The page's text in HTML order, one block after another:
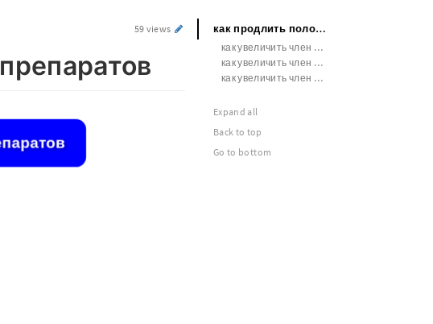
59 views как продлить половой акт без препаратов
как увеличить член водой
как увеличить член в 11
как увеличить член на 3 сантиметра
Expand all
Back to top
Go to bottom